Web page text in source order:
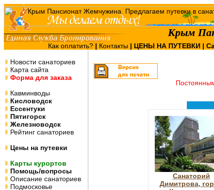
Крым
Как оплатить? | Контакты | ЦЕНЫ НА ПУТЕВКИ|
Новости санаториев
Карта сайта
Форма для заказа
Кавминводы
Кисловодск
Ессентуки
Пятигорск
Железноводск
Рейтинг санаториев
Цены на путевки
Карты курортов
Помощь/вопросы
Описание санаториев
Подмосковье
Санаторий
Димитрова,